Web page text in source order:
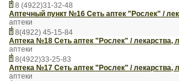
8 (4922)31-32-48
Аптечный пункт №16 Сеть аптек "Рослек" /
аптеки
8(4922) 45-15-84
Аптека №18 Сеть аптек "Рослек" / лекарства,
аптеки
8(4922)33-25-83
Аптека №17 Сеть аптек "Рослек" / лекарства,
аптеки